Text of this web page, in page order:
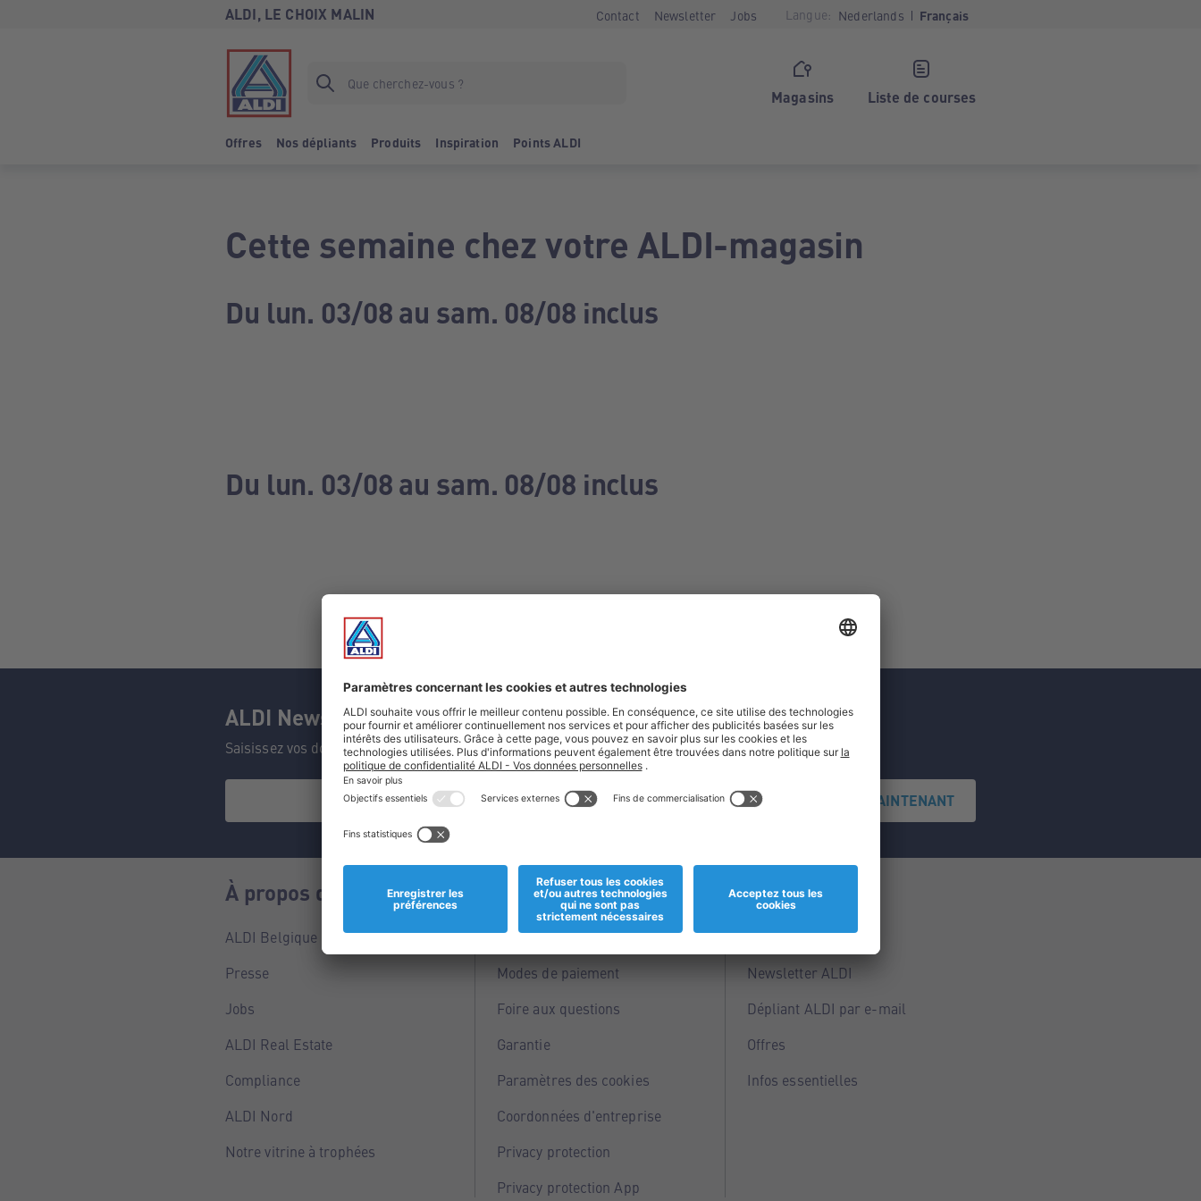
ALDI, LE CHOIX MALIN Contact Newsletter Jobs Langue: Nederlands Français
Magasins Liste de courses
Offres Nos dépliants Produits Inspiration Points ALDI
Cette semaine chez votre ALDI-magasin
Du lun. 03/08 au sam. 08/08 inclus
Du lun. 03/08 au sam. 08/08 inclus
ALDI Newsletter
Saisissez vos données et ne manquez aucune de nos offres.
S'INSCRIRE MAINTENANT
À propos de nous
ALDI Belgique
Presse
Jobs
ALDI Real Estate
Compliance
ALDI Nord
Notre vitrine à trophées
Informations
Magasins
Modes de paiement
Foire aux questions
Garantie
Paramètres des cookies
Coordonnées d'entreprise
Privacy protection
Privacy protection App
Service
Points ALDI
Newsletter ALDI
Dépliant ALDI par e-mail
Offres
Infos essentielles